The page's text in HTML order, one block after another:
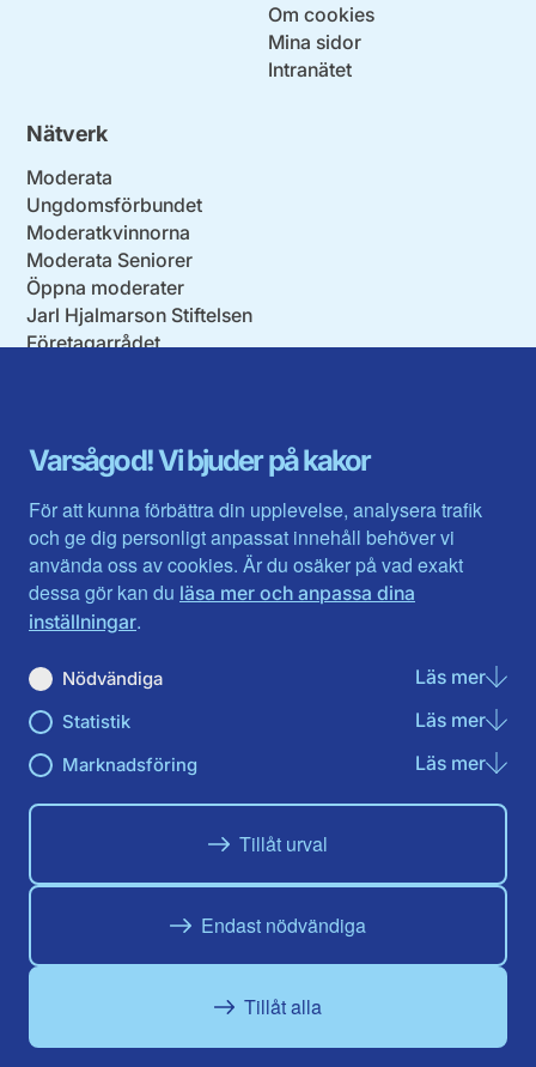
Varsågod! Vi bjuder på kakor
För att kunna förbättra din upplevelse, analysera trafik
och ge dig personligt anpassat innehåll behöver vi
använda oss av cookies. Är du osäker på vad exakt
dessa gör kan du läsa mer och anpassa dina
inställningar.
Nödvändiga Läs merom
Statistik Läs merom
Marknadsföring Läs merom
Tillåt urval
Endast nödvändiga
Tillåt alla
Om cookies
Mina sidor
Intranätet
Nätverk
Moderata
Ungdomsförbundet
Moderatkvinnorna
Moderata Seniorer
Öppna moderater
Jarl Hjalmarson Stiftelsen
Företagarrådet
Blekinge län
Dalarna
Gotland
Gävleborg
Halland
Jämtlands län
Kalmar län
Kronobergs län
Norrbotten
Skåne län
Stockholms stad och län
Södermanlands län
Uppsala län
Värmlands län
Västerbotten
Du hittar oss här på sociala medier